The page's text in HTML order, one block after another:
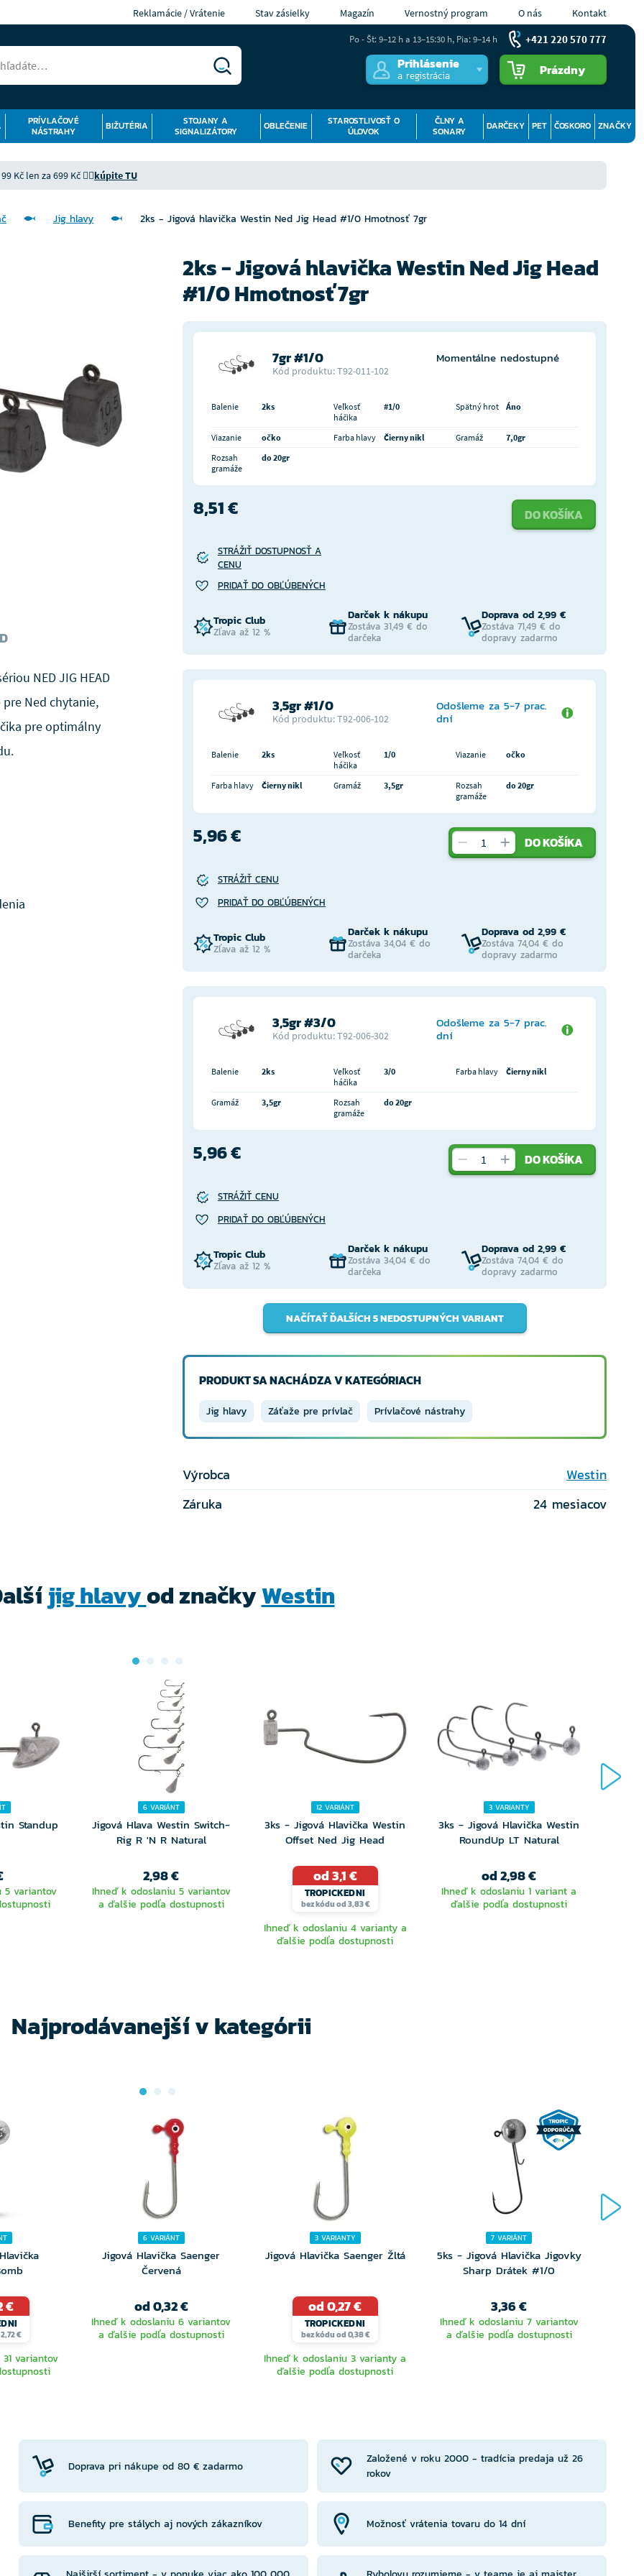
Reklamácie / Vrátenie Stav zásielky Magazín Vernostný program O nás Kontakt
Prihlásenie
a registrácia Prázdny
PRÍVLAČOVÉ
NÁSTRAHY
BIŽUTÉRIA
STOJANY A
SIGNALIZÁTORY
OBLEČENIE
STAROSTLIVOSŤ O
ÚLOVOK
ČLNY A
SONARY
DARČEKY PET ČOSKORO ZNAČKY
Po - Št: 9–12 h a 13–15:30 h, Pia: 9–14 h +421 220 570 777
Kč len za 699 Kč 👉🏻kúpite TU
Jig hlavy 2ks - Jigová hlavička Westin Ned Jig Head #1/0 Hmotnosť 7gr
NED JIG HEAD
Ned chytanie,
pre optimálny
2ks - Jigová hlavička Westin Ned Jig Head
#1/0 Hmotnosť 7gr
7gr #1/0
Kód produktu: T92-011-102
Momentálne nedostupné
Balenie 2ks
Veľkosť
háčika
#1/0 Spätný hrot Áno
Viazanie očko Farba hlavy Čierny nikl Gramáž
7,0gr
Rozsah
gramáže
do 20gr
8,51 € DO KOŠÍKA
STRÁŽIŤ DOSTUPNOSŤ A
CENU
PRIDAŤ DO OBĽÚBENÝCH
Tropic Club
Zľava až 12 %
Darček k nákupu
Zostáva 31,49 € do
darčeka
Doprava od 2,99 €
Zostáva 71,49 € do
dopravy zadarmo
3,5gr #1/0
Kód produktu: T92-006-102
Odošleme za 5-7 prac.
dní
Balenie 2ks
Veľkosť
háčika
1/0 Viazanie očko
Farba hlavy Čierny nikl Gramáž 3,5gr
Rozsah
gramáže
do 20gr
5,96 € DO KOŠÍKA
STRÁŽIŤ CENU
PRIDAŤ DO OBĽÚBENÝCH
Tropic Club
Zľava až 12 %
Darček k nákupu
Zostáva 34,04 € do
darčeka
Doprava od 2,99 €
Zostáva 74,04 € do
dopravy zadarmo
3,5gr #3/0
Kód produktu: T92-006-302
Odošleme za 5-7 prac.
dní
Balenie 2ks
Veľkosť
háčika
3/0 Farba hlavy Čierny nikl
Gramáž 3,5gr
Rozsah
gramáže
do 20gr
5,96 € DO KOŠÍKA
STRÁŽIŤ CENU
PRIDAŤ DO OBĽÚBENÝCH
Tropic Club
Zľava až 12 %
Darček k nákupu
Zostáva 34,04 € do
darčeka
Doprava od 2,99 €
Zostáva 74,04 € do
dopravy zadarmo
NAČÍTAŤ ĎALŠÍCH 5 NEDOSTUPNÝCH VARIANT
PRODUKT SA NACHÁDZA V KATEGÓRIACH
Jig hlavy Záťaže pre prívlač Prívlačové nástrahy
Výrobca
Westin
Záruka
24 mesiacov
jig hlavyod značkyWestin
Standup
5 variantov
6 VARIÁNT
Jigová Hlava Westin Switch-
Rig R 'N R Natural
2,98 €
Ihneď k odoslaniu 5 variantov
a ďalšie podľa dostupnosti
12 VARIÁNT
3ks - Jigová Hlavička Westin
Offset Ned Jig Head
od 3,1 €
TROPICKEDNI
bez kódu od 3,83 €
Ihneď k odoslaniu 4 varianty a
ďalšie podľa dostupnosti
3 VARIANTY
3ks - Jigová Hlavička Westin
RoundUp LT Natural
od 2,98 €
Ihneď k odoslaniu 1 variant a
ďalšie podľa dostupnosti
Najprodávanejší v kategórii
€
€
variantov
6 VARIÁNT
Jigová Hlavička Saenger
Červená
od 0,32 €
Ihneď k odoslaniu 6 variantov
a ďalšie podľa dostupnosti
3 VARIANTY
Jigová Hlavička Saenger Žltá
od 0,27 €
TROPICKEDNI
bez kódu od 0,38 €
Ihneď k odoslaniu 3 varianty a
ďalšie podľa dostupnosti
7 VARIÁNT
5ks - Jigová Hlavička Jigovky
Sharp Drátek #1/0
3,36 €
Ihneď k odoslaniu 7 variantov
a ďalšie podľa dostupnosti
Doprava pri nákupe od 80 € zadarmo
Založené v roku 2000 - tradícia predaja už 26
rokov
Benefity pre stálych aj nových zákazníkov Možnosť vrátenia tovaru do 14 dní